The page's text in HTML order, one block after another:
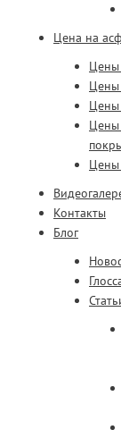
Цена на
Цены
Цены
Цены
Цены
Цены
Контакты
Блог